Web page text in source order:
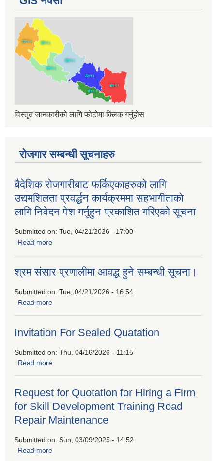
विस्तृत जानकारीको लागि फोटोमा क्लिक गर्नुहोस
रोजगार सम्बन्धी सूचनाहरु
बैदेशिक रोजगारीबाट फर्किएकाहरुको लागि
उद्यमशिलता प्रवर्द्धन कार्यक्रममा सहभागीताको
लागि निवेदन पेश गर्नुहुन प्रकाशित गरिएको सूचना
Submitted on: Tue, 04/21/2026 - 17:00
Read more
श्रम संसार प्रणालीमा आवद्ध हुने सम्बन्धी सूचना।
Submitted on: Tue, 04/21/2026 - 16:54
Read more
Invitation For Sealed Quatation
Submitted on: Thu, 04/16/2026 - 11:15
Read more
Request for Quotation for Hiring a Firm
for Skill Development Training Road
Repair Maintenance
Submitted on: Sun, 03/09/2025 - 14:52
Read more